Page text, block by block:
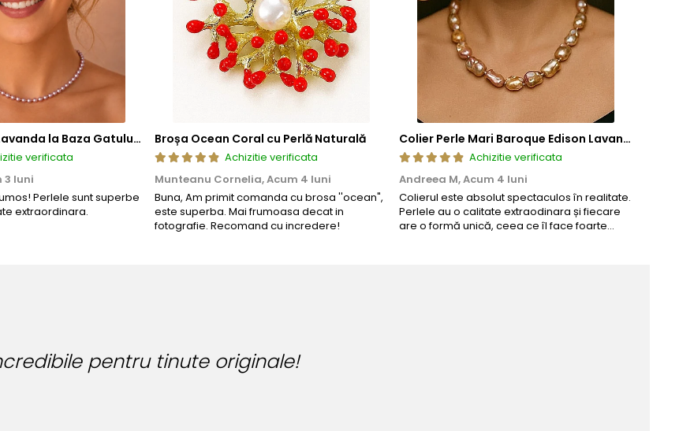
Colier cu Perle Lavanda la Baza Gatului, de 4-5 mm, Perle Rare, Calitate AAA+, Aur 14K | KASKADDA®
verificata
3 luni
Perlele sunt superbe
extraordinara.
Broșa Ocean Coral cu Perlă Naturală
Achizitie verificata
Munteanu Cornelia,Acum 4 luni
Buna, Am primit comanda cu brosa ''ocean",
este superba. Mai frumoasa decat in
fotografie. Recomand cu incredere!
Colier Perle Mari Baroque Edison Lavandă, Calitatea AAA, Aur 14K | KASKADDA®
Achizitie verificata
Andreea M,Acum 4 luni
Colierul este absolut spectaculos în realitate.
Perlele au o calitate extraodinara și fiecare
are o formă unică, ceea ce îl face foarte
pentru tinute originale!